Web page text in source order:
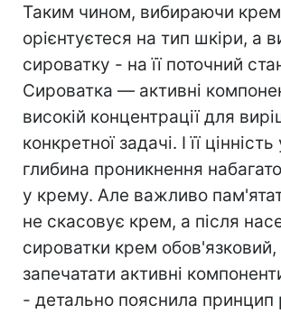
Таким чином, вибираючи
орієнтуєтеся на тип шкіри, а
сироватку - на її поточний
Сироватка — активні
високій концентрації для
конкретної задачі. І її
глибина проникнення
у крему. Але важливо
не скасовує крем, а після
сироватки крем
запечатати активні
- детально пояснила принцип